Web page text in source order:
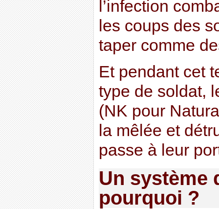
l’infection
les coups des
taper comme
Et pendant cet
type de soldat,
(NK pour
la mêlée et
passe à leur
Un système
pourquoi ?